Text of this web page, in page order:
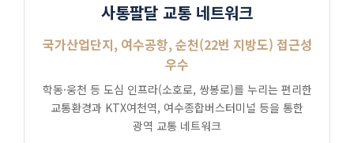
사통팔달 교통 네트워크
국가산업단지, 여수공항, 순천(22번 지방도) 접근성
우수
학동·웅천 등 도심 인프라(소호로, 쌍봉로)를 누리는 편리한
교통환경과 KTX여천역, 여수종합버스터미널 등을 통한
광역 교통 네트워크